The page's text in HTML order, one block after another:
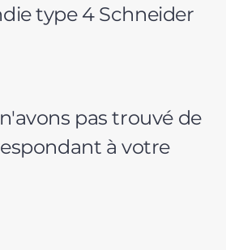
type 4 Schneider
pas trouvé de
à votre